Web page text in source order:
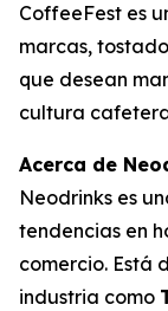
CoffeeFest es
marcas,
que desean
cultura
Acerca de
Neodrinks es
tendencias en
comercio. Está
industria como